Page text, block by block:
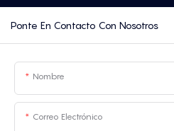
Ponte En Contacto Con Nosotros
Nombre
Correo Electrónico